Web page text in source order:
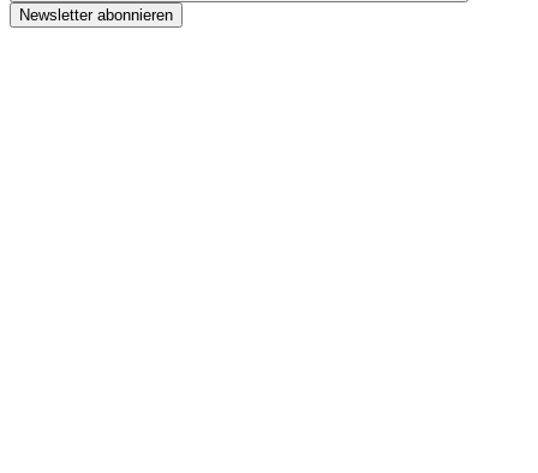
Newsletter abonnieren